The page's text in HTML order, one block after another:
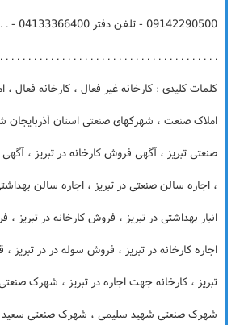
. . . . . . . . . . . . . . . . . . . . . . . . . . . . . . . . . . . . . .
کلمات کلیدی : کارخانه غیر فعال ، کارخانه فعال ،
املاک صنعت ، شهرکهای صنعتی استان
صنعتی تبریز ، آگهی فروش کارخانه در تبریز ، آگهی
، اجاره سالن صنعتی در تبریز ، اجاره سالن
انبار بهداشتی در تبریز ، فروش کارخانه در تبریز ،
اجاره کارخانه در تبریز ، فروش سوله در در تبریز
تبریز ، کارخانه جهت اجاره در تبریز ، شهرک
شهرک صنعتی شهید سلیمی ، شهرک صنعتی سعید